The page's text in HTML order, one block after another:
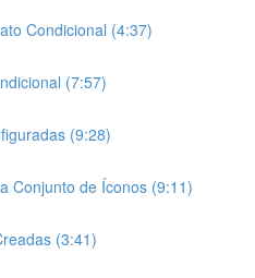
Condicional (4:37)
(7:57)
(9:28)
Conjunto de Íconos (9:11)
(3:41)